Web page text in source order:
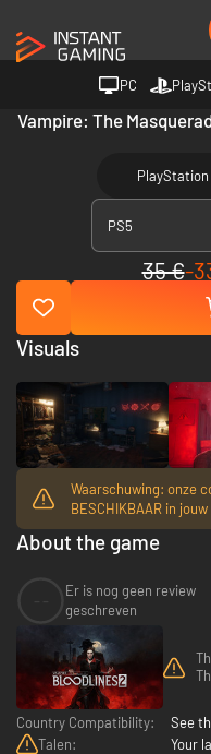
PC
Vampire: The
PS5
35 €-
Waarschuwing: onze
BESCHIKBAAR in
About the game
Er is nog geen review
geschreven
Country Compatibility:
See
Talen:
Your
Visuals